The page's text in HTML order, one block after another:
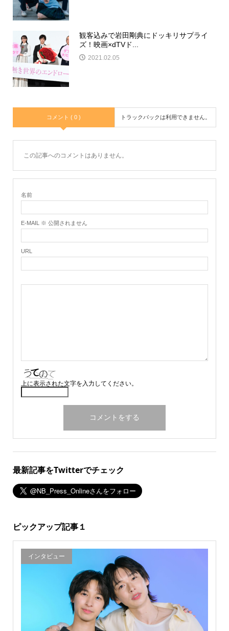
観客込みで岩田剛典にドッキリサプライ
ズ！映画×dTVド...
2021.02.05
コメント ( 0 ) トラックバックは利用できません。
この記事へのコメントはありません。
名前
E-MAIL ※ 公開されません
URL
上に表示された文字を入力してください。
最新記事をTwitterでチェック
ピックアップ記事１
インタビュー